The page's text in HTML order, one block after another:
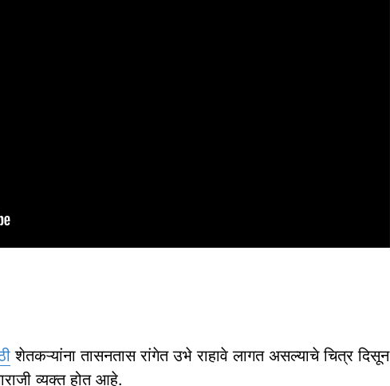
शेतकऱ्यांना तासनतास रांगेत उभे राहावे लागत असल्याचे चित्र दिसून
व्यक्त होत आहे.